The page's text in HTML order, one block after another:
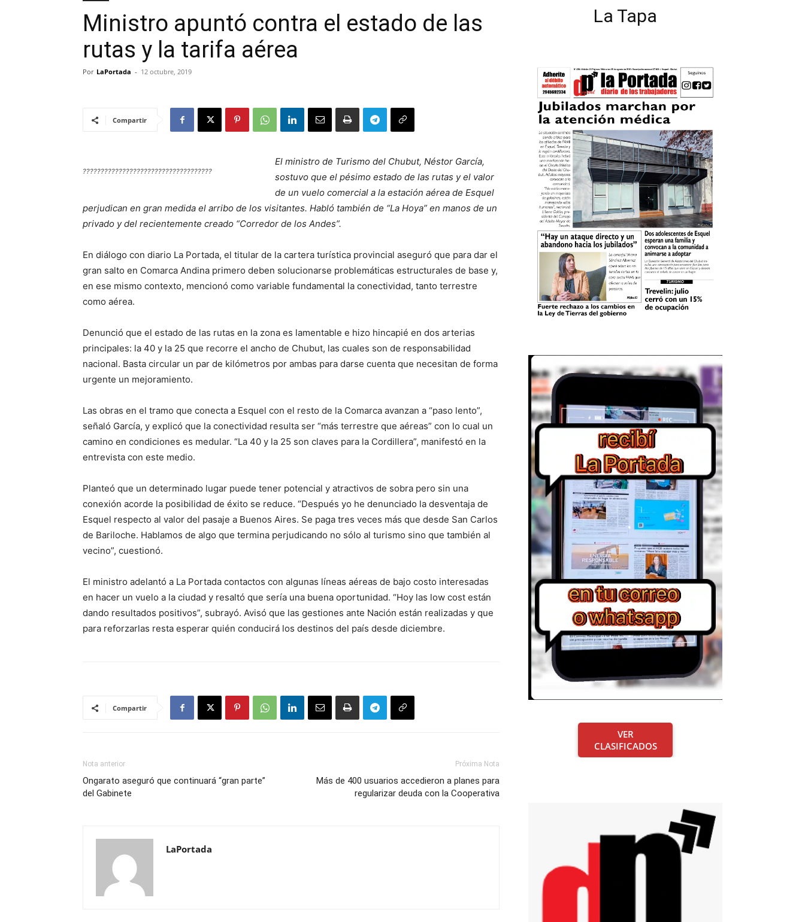
Ministro apuntó contra el estado de las
rutas y la tarifa aérea
Por LaPortada - 12 octubre, 2019
Compartir
????????????????????????????????????
El ministro de Turismo del Chubut, Néstor García,
sostuvo que el pésimo estado de las rutas y el valor
de un vuelo comercial a la estación aérea de Esquel
perjudican en gran medida el arribo de los visitantes. Habló también de “La Hoya” en manos de un
privado y del recientemente creado “Corredor de los Andes”.
En diálogo con diario La Portada, el titular de la cartera turística provincial aseguró que para dar el
gran salto en Comarca Andina primero deben solucionarse problemáticas estructurales de base y,
en ese mismo contexto, mencionó como variable fundamental la conectividad, tanto terrestre
como aérea.
Denunció que el estado de las rutas en la zona es lamentable e hizo hincapié en dos arterias
principales: la 40 y la 25 que recorre el ancho de Chubut, las cuales son de responsabilidad
nacional. Basta circular un par de kilómetros por ambas para darse cuenta que necesitan de forma
urgente un mejoramiento.
Las obras en el tramo que conecta a Esquel con el resto de la Comarca avanzan a “paso lento”,
señaló García, y explicó que la conectividad resulta ser “más terrestre que aéreas” con lo cual un
camino en condiciones es medular. “La 40 y la 25 son claves para la Cordillera”, manifestó en la
entrevista con este medio.
Planteó que un determinado lugar puede tener potencial y atractivos de sobra pero sin una
conexión acorde la posibilidad de éxito se reduce. “Después yo he denunciado la desventaja de
Esquel respecto al valor del pasaje a Buenos Aires. Se paga tres veces más que desde San Carlos
de Bariloche. Hablamos de algo que termina perjudicando no sólo al turismo sino que también al
vecino”, cuestionó.
El ministro adelantó a La Portada contactos con algunas líneas aéreas de bajo costo interesadas
en hacer un vuelo a la ciudad y resaltó que sería una buena oportunidad. “Hoy las low cost están
dando resultados positivos”, subrayó. Avisó que las gestiones ante Nación están realizadas y que
para reforzarlas resta esperar quién conducirá los destinos del país desde diciembre.
Compartir
Nota anterior
Ongarato aseguró que continuará “gran parte”
del Gabinete
Próxima Nota
Más de 400 usuarios accedieron a planes para
regularizar deuda con la Cooperativa
LaPortada
La Tapa
VER
CLASIFICADOS